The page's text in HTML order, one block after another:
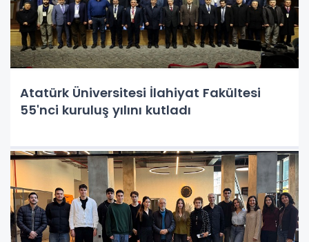
Atatürk Üniversitesi İlahiyat Fakültesi
55'nci kuruluş yılını kutladı